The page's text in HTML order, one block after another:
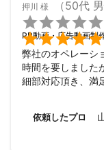
押川 様 （50代 男


PR動画・広告動画制
弊社のオペレーシ
時間を要しました
細部対応頂き、満
依頼したプロ